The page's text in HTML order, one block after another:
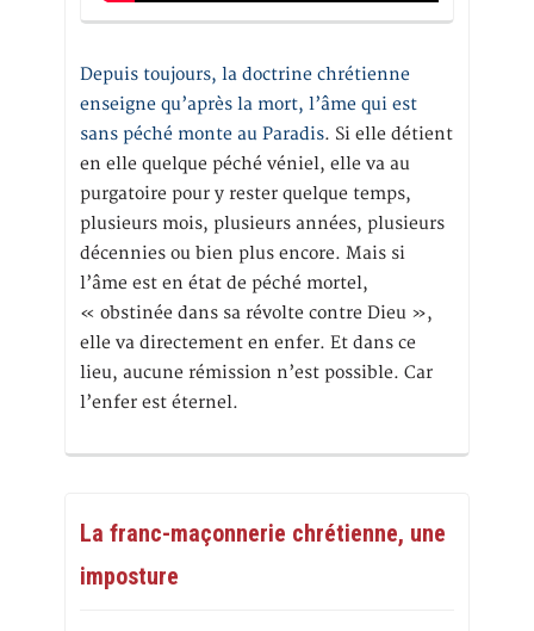
Depuis toujours, la doctrine chrétienne
enseigne qu’après la mort, l’âme qui est
sans péché monte au Paradis. Si elle détient
en elle quelque péché véniel, elle va au
purgatoire pour y rester quelque temps,
plusieurs mois, plusieurs années, plusieurs
décennies ou bien plus encore. Mais si
l’âme est en état de péché mortel,
« obstinée dans sa révolte contre Dieu »,
elle va directement en enfer. Et dans ce
lieu, aucune rémission n’est possible. Car
l’enfer est éternel.
La franc-maçonnerie chrétienne, une
imposture